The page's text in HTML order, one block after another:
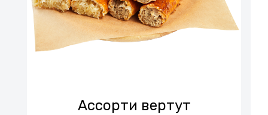
Ассорти вертут